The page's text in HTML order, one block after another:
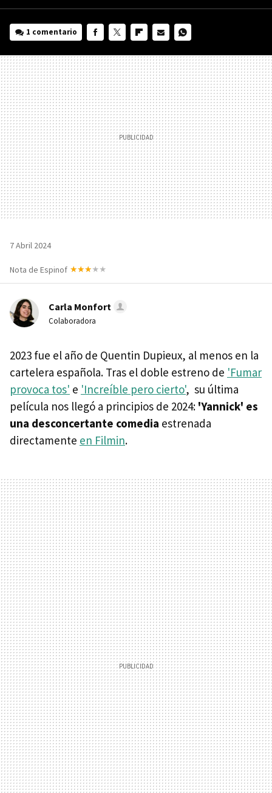
1 comentario
MAIL
7 Abril 2024
Nota de Espinof
Carla Monfort
Colaboradora
2023 fue el año de Quentin Dupieux, al menos en la
cartelera española. Tras el doble estreno de 'Fumar
provoca tos' e 'Increíble pero cierto', su última
película nos llegó a principios de 2024: 'Yannick' es
una desconcertante comedia estrenada
directamente en Filmin.